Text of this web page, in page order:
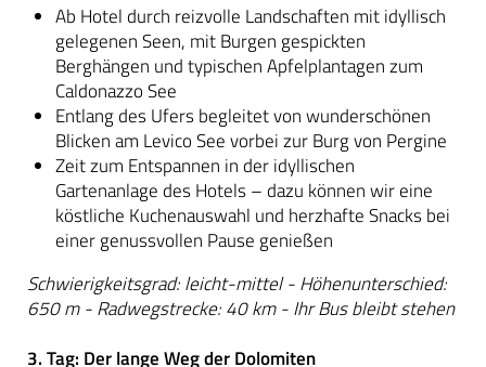
Ab Hotel durch reizvolle Landschaften mit idyllisch
gelegenen Seen, mit Burgen gespickten
Berghängen und typischen Apfelplantagen zum
Caldonazzo See
Entlang des Ufers begleitet von wunderschönen
Blicken am Levico See vorbei zur Burg von Pergine
Zeit zum Entspannen in der idyllischen
Gartenanlage des Hotels – dazu können wir eine
köstliche Kuchenauswahl und herzhafte Snacks bei
einer genussvollen Pause genießen
Schwierigkeitsgrad: leicht-mittel - Höhenunterschied:
650 m - Radwegstrecke: 40 km - Ihr Bus bleibt stehen
3. Tag: Der lange Weg der Dolomiten